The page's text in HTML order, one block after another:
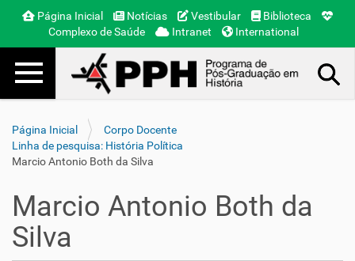
Página Inicial Notícias Vestibular
Biblioteca
Complexo de Saúde
Intranet International
Toggle navigation
Página Inicial
Corpo Docente
Linha de pesquisa: História Política
Marcio Antonio Both da Silva
Marcio Antonio Both da
Silva